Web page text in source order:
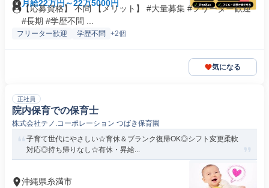
月給22万円～22万5000円
【応募資格】 不問 【メリット】 #大量募集 #フリーター歓迎
#長期 #学歴不問 ...
フリーター歓迎 学歴不問 +2個
気になる
正社員
院内保育での保育士
株式会社テノ.コーポレーション つばき保育園
子育て世代にやさしい☆育休＆ブランク復帰OK◎シフト変更柔軟
対応◎持ち帰りなし☆有休・昇給...
沖縄県糸満市